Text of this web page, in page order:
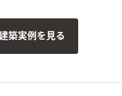
築実例を見る